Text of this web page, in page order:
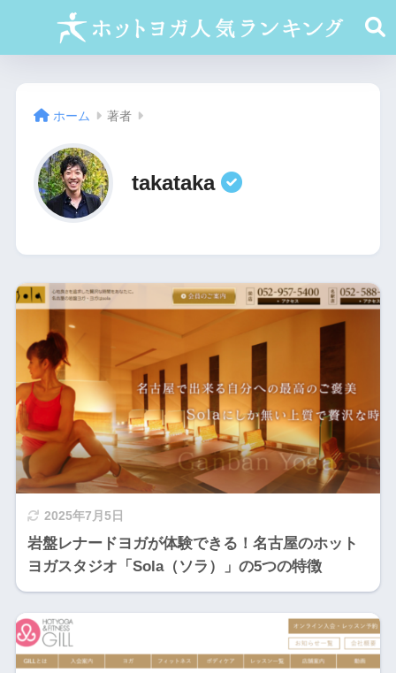
ホーム 著者
takataka
2025年7月5日
岩盤レナードヨガが体験できる！名古屋のホット
ヨガスタジオ「Sola（ソラ）」の5つの特徴